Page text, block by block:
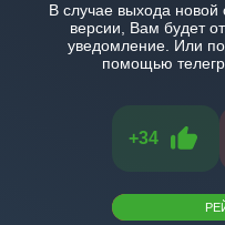
В случае выхода новой
версии, Вам будет
уведомление. Или
помощью
+34